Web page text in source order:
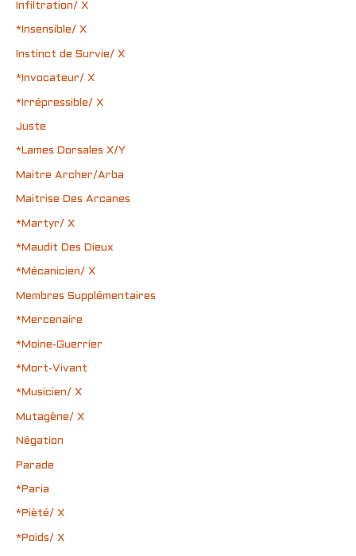
Infiltration/ X
*Insensible/ X
Instinct de Survie/ X
*Invocateur/ X
*Irrépressible/ X
Juste
*Lames Dorsales X/Y
Maitre Archer/Arba
Maitrise Des Arcanes
*Martyr/ X
*Maudit Des Dieux
*Mécanicien/ X
Membres Supplémentaires
*Mercenaire
*Moine-Guerrier
*Mort-Vivant
*Musicien/ X
Mutagène/ X
Négation
Parade
*Paria
*Pièté/ X
*Poids/ X